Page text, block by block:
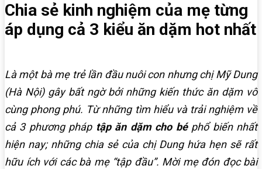
Chia sẻ kinh nghiệm của mẹ từng
áp dụng cả 3 kiểu ăn dặm hot nhất
Là một bà mẹ trẻ lần đầu nuôi con nhưng chị Mỹ Dung
(Hà Nội) gây bất ngờ bởi những kiến thức ăn dặm vô
cùng phong phú. Từ những tìm hiểu và trải nghiệm về
cả 3 phương pháp tập ăn dặm cho béphổ biến nhất
hiện nay; những chia sẻ của chị Dung hứa hẹn sẽ rất
hữu ích với các bà mẹ “tập đầu”. Mời mẹ đón đọc bài